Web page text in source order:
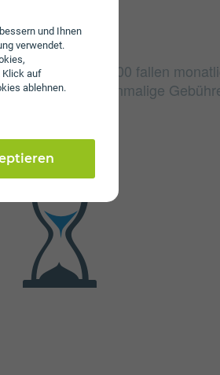
und Ihnen
verwendet.
Klick auf
ablehnen.
FIS2 1000 fallen
Weiters fallen einmalige